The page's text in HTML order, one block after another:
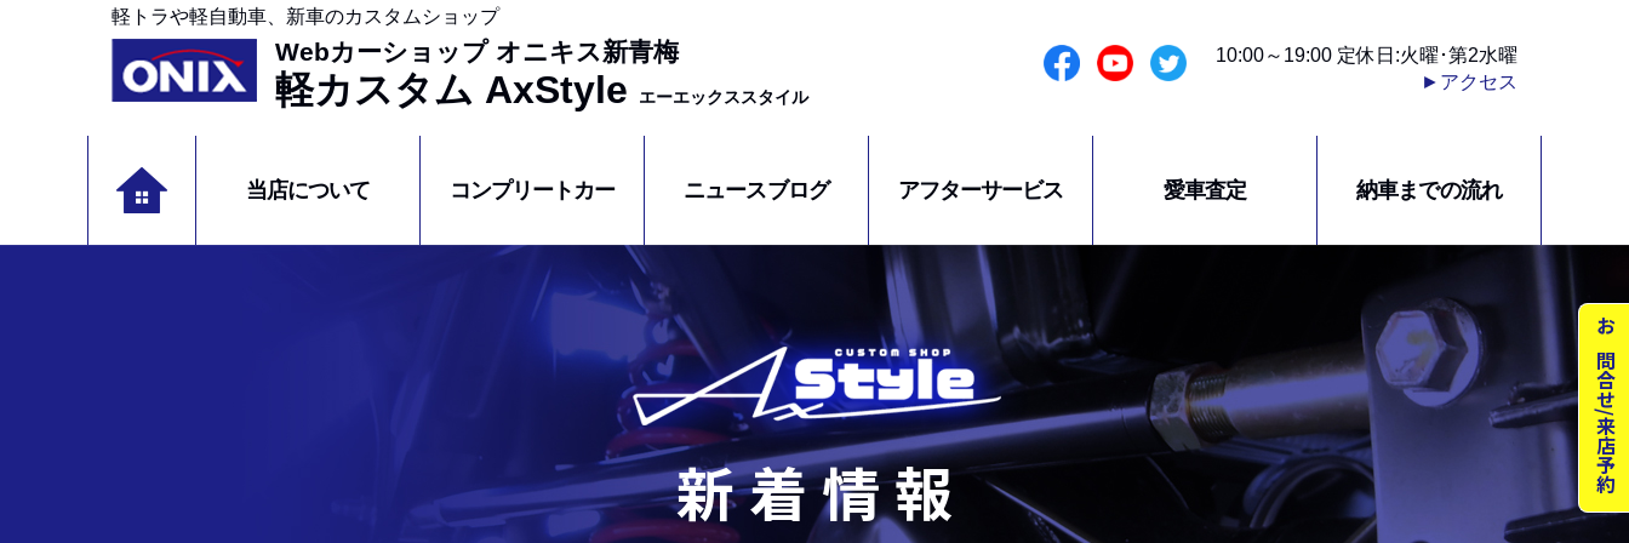
軽トラや軽自動車、新車のカスタムショップ
Webカーショップ オニキス新青梅
軽カスタム AxStyle エーエックススタイル
10:00～19:00 定休日:火曜･第2水曜
►アクセス
当店について コンプリートカー ニュースブログ アフターサービス 愛車査定 納車までの流れ
新着情報 お問合せ/来店予約